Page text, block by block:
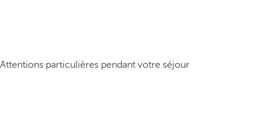
Attentions particulières pendant votre séjour